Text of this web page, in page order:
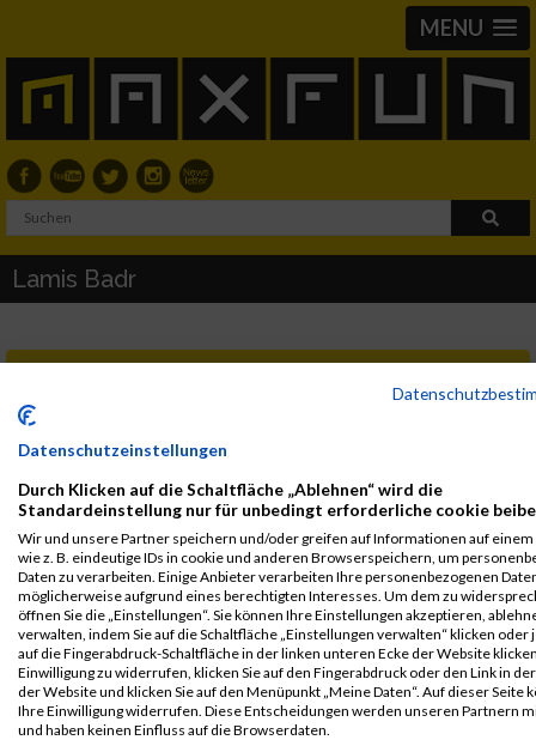
MENU
Lamis Badr
2018
VeranstaltungStnr
First
Name
Last
NameJahr NationVereinNet
Nightrun
Langenzersdorf
Knirpse
108 Lamis Badr 2013 AUT 00:03:11.8
Legende:
GPos = Geschlechter Position, KPos = Kategorie Position, TPos =
Team Position, DNS = Did not start, DNF = Did not finish, DQ =
Disqualifiziert
Datenschutzeinstellungen
Durch Klicken auf die Schaltfläche „Ablehnen“ wird die
Standardeinstellung nur für unbedingt erforderliche cookie
Wir und unsere Partner speichern und/oder greifen auf Informationen auf einem
wie z. B. eindeutige IDs in cookie und anderen Browserspeichern, um
Daten zu verarbeiten. Einige Anbieter verarbeiten Ihre personenbezogenen
möglicherweise aufgrund eines berechtigten Interesses. Um dem zu
öffnen Sie die „Einstellungen“. Sie können Ihre Einstellungen akzeptieren,
verwalten, indem Sie auf die Schaltfläche „Einstellungen verwalten“ klicken oder
auf die Fingerabdruck-Schaltfläche in der linken unteren Ecke der Website
Einwilligung zu widerrufen, klicken Sie auf den Fingerabdruck oder den Link in
der Website und klicken Sie auf den Menüpunkt „Meine Daten“. Auf dieser Seite
Ihre Einwilligung widerrufen. Diese Entscheidungen werden unseren Partnern
und haben keinen Einfluss auf die Browserdaten.